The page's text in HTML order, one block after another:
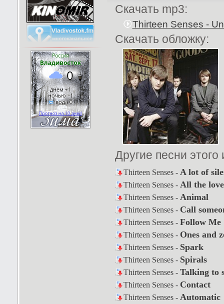
Скачать mp3:
Thirteen Senses -
Скачать обложку:
Другие песни
Thirteen Senses - A lot of
Thirteen Senses - All the
Thirteen Senses - Animal
Thirteen Senses - Call
Thirteen Senses - Follow Me
Thirteen Senses - Ones and
Thirteen Senses - Spark
Thirteen Senses - Spirals
Thirteen Senses - Talking to
Thirteen Senses - Contact
Thirteen Senses - Automatic